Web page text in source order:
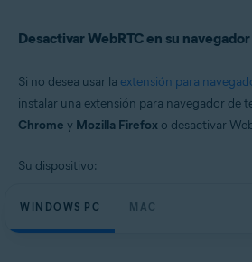
Desactivar WebRTC en su navegador
Si no desea usar la extensión para
instalar una extensión para navegador de
Chrome y Mozilla Firefox o desactivar
Su dispositivo:
WINDOWS PC MAC